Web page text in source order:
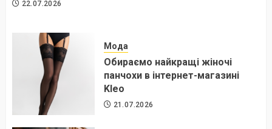
22.07.2026
Мода
Обираємо найкращі жіночі
панчохи в інтернет-магазині
Kleo
21.07.2026